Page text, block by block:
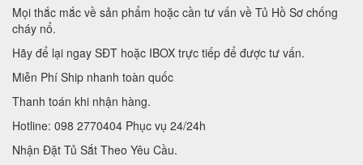
Mọi thắc mắc về sản phẩm hoặc cần tư vấn về Tủ Hồ Sơ chống
cháy nổ.
Hãy để lại ngay SĐT hoặc IBOX trực tiếp để được tư vấn.
Miễn Phí Ship nhanh toàn quốc
Thanh toán khi nhận hàng.
Hotline: 098 2770404 Phục vụ 24/24h
Nhận Đặt Tủ Sắt Theo Yêu Cầu.